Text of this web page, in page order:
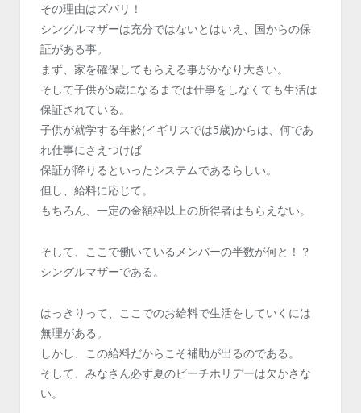
その理由はズバリ！
シングルマザーは充分ではないとはいえ、国からの保
証がある事。
まず、家を確保してもらえる事がかなり大きい。
そして子供が5歳になるまでは仕事をしなくても生活は
保証されている。
子供が就学する年齢(イギリスでは5歳)からは、何であ
れ仕事にさえつけば
保証が降りるといったシステムであるらしい。
但し、給料に応じて。
もちろん、一定の金額枠以上の所得者はもらえない。
そして、ここで働いているメンバーの半数が何と！？
シングルマザーである。
はっきりって、ここでのお給料で生活をしていくには
無理がある。
しかし、この給料だからこそ補助が出るのである。
そして、みなさん必ず夏のビーチホリデーは欠かさな
い。